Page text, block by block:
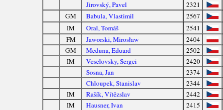
Jirovský, Pavel
2321
GM
Babula, Vlastimil
2567
IM
Oral, Tomáš
2541
FM
Jaworski, Mirosław
2404
GM
Meduna, Eduard
2502
IM
Veselovsky, Sergei
2420
Sosna, Jan
2374
Chloupek, Stanislav
2344
IM
Rašík, Vítězslav
2442
IM
Hausner, Ivan
2415